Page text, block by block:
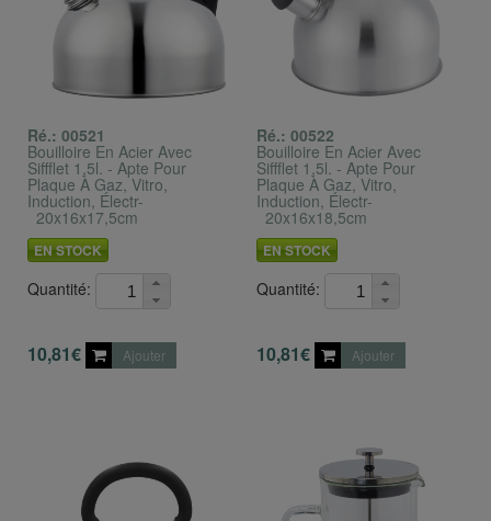
Ré.: 00521
Bouilloire En Acier Avec
Siffflet 1,5l. - Apte Pour
Plaque À Gaz, Vitro,
Induction, Électr-
_20x16x17,5cm
EN STOCK
Quantité:
10,81€ Ajouter
Ré.: 00522
Bouilloire En Acier Avec
Siffflet 1,5l. - Apte Pour
Plaque À Gaz, Vitro,
Induction, Électr-
_20x16x18,5cm
EN STOCK
Quantité:
10,81€ Ajouter